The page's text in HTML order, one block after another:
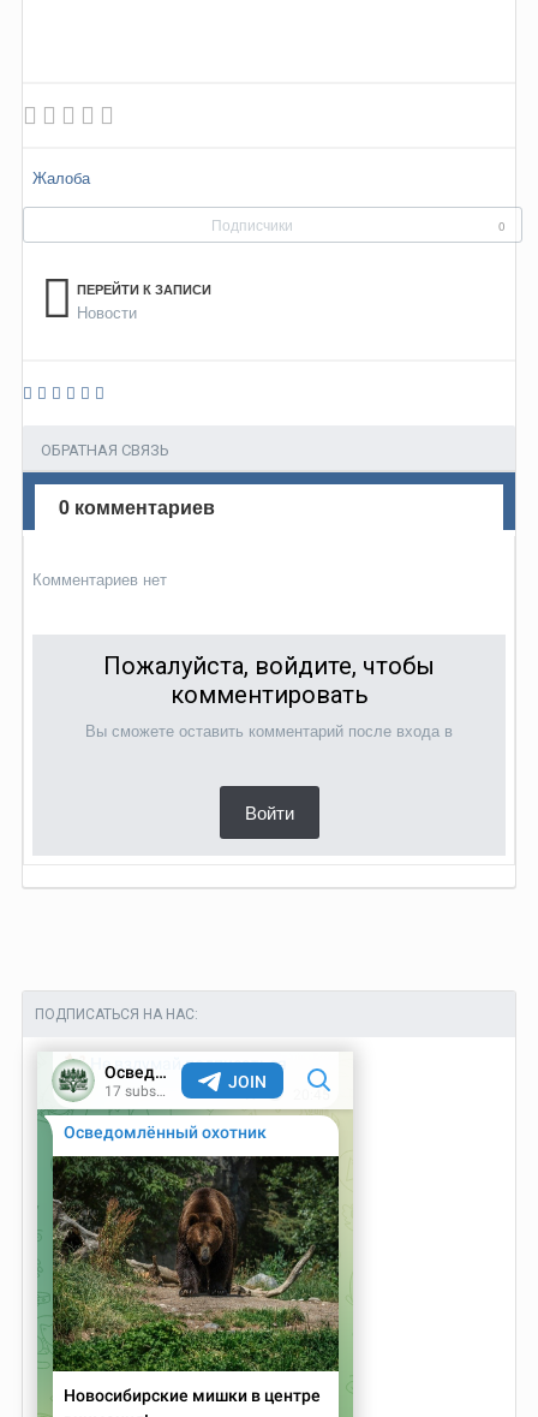
Жалоба
Подписчики 0
ПЕРЕЙТИ К ЗАПИСИ
Новости
ОБРАТНАЯ СВЯЗЬ
0 комментариев
Комментариев нет
Пожалуйста, войдите, чтобы
комментировать
Вы сможете оставить комментарий после входа в
Войти
ПОДПИСАТЬСЯ НА НАС: